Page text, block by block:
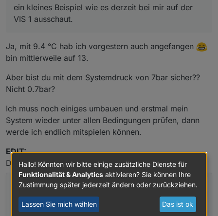
ein kleines Beispiel wie es derzeit bei mir auf der
VIS 1 ausschaut.
Ja, mit 9.4 °C hab ich vorgestern auch angefangen
bin mittlerweile auf 13.
Aber bist du mit dem Systemdruck von 7bar sicher??
Nicht 0.7bar?
Ich muss noch einiges umbauen und erstmal mein
System wieder unter allen Bedingungen prüfen, dann
werde ich endlich mitspielen können.
EDIT:
Die Nacht war aber kalt...
Hallo! Könnten wir bitte einige zusätzliche Dienste für
Funktionalität & Analytics aktivieren? Sie können Ihre
Zustimmung später jederzeit ändern oder zurückziehen.
Lassen Sie mich wählen Das ist ok